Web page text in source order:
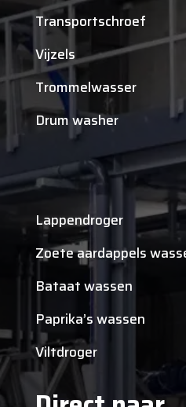
Transportschroef
Vijzels
Trommelwasser
Drum washer
Lappendroger
Zoete aardappels
Bataat wassen
Paprika’s wassen
Viltdroger